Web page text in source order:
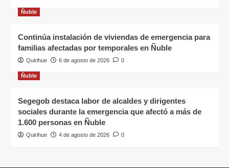
Ñuble
Continúa instalación de viviendas de emergencia para
familias afectadas por temporales en Ñuble
Quirihue 6 de agosto de 2026 0
Ñuble
Segegob destaca labor de alcaldes y dirigentes
sociales durante la emergencia que afectó a más de
1.600 personas en Ñuble
Quirihue 4 de agosto de 2026 0